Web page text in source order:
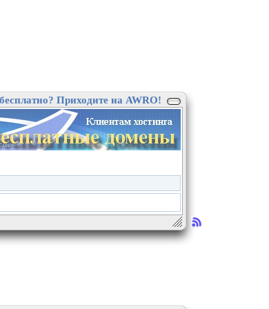
Приходите на AWRO!